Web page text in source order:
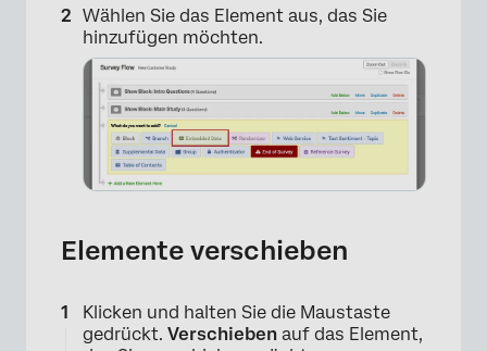
×
Wählen Sie das Element aus, das Sie
hinzufügen möchten.
Elemente verschieben
Klicken und halten Sie die Maustaste
gedrückt. Verschieben auf das Element,